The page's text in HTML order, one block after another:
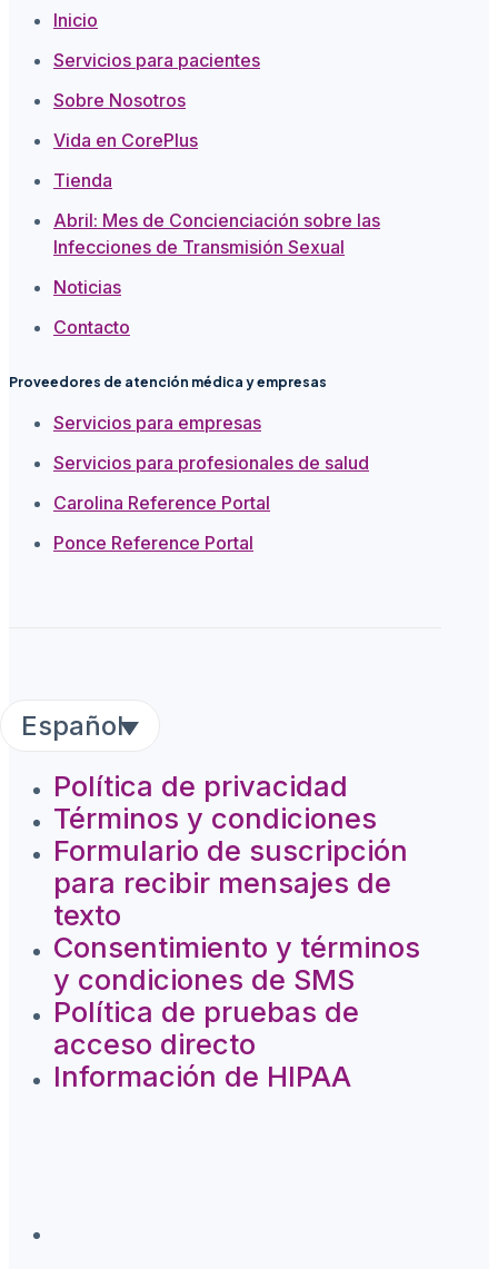
Inicio
Servicios para pacientes
Sobre Nosotros
Vida en CorePlus
Tienda
Abril: Mes de Concienciación sobre las
Infecciones de Transmisión Sexual
Noticias
Contacto
Proveedores de atención médica y empresas
Servicios para empresas
Servicios para profesionales de salud
Carolina Reference Portal
Ponce Reference Portal
Español
Política de privacidad
Términos y condiciones
Formulario de suscripción
para recibir mensajes de
texto
Consentimiento y términos
y condiciones de SMS
Política de pruebas de
acceso directo
Información de HIPAA